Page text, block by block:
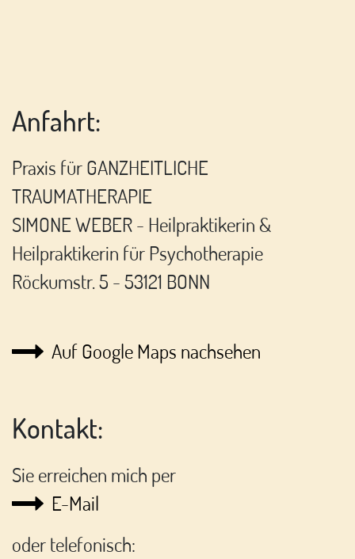
Anfahrt:
Praxis für GANZHEITLICHE
TRAUMATHERAPIE
SIMONE WEBER - Heilpraktikerin &
Heilpraktikerin für Psychotherapie
Röckumstr. 5 - 53121 BONN
Auf Google Maps nachsehen
Kontakt:
Sie erreichen mich per
E-Mail
oder telefonisch: